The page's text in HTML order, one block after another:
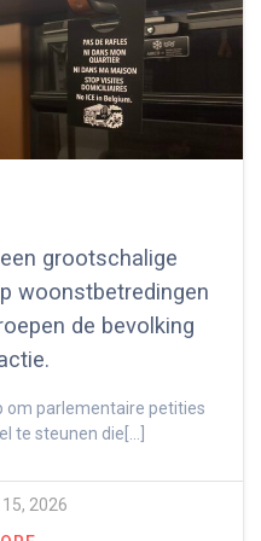
grootschalige
woonstbetredingen
de bevolking
om parlementaire petities
te steunen die[…]
2026